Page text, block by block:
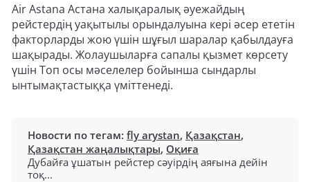
Air Astana Астана халықаралық әуежайдың
рейстердің уақытылы орындалуына кері әсер ететін
факторларды жою үшін шұғыл шаралар қабылдауға
шақырады. Жолаушыларға сапалы қызмет көрсету
үшін Топ осы мәселелер бойынша сындарлы
ынтымақтастыққа үміттенеді.
Новости по тегам: fly arystan, Қазақстан,
Қазақстан жаңалықтары, Оқиға
Дубайға ұшатын рейстер сәуірдің аяғына дейін
тоқ...